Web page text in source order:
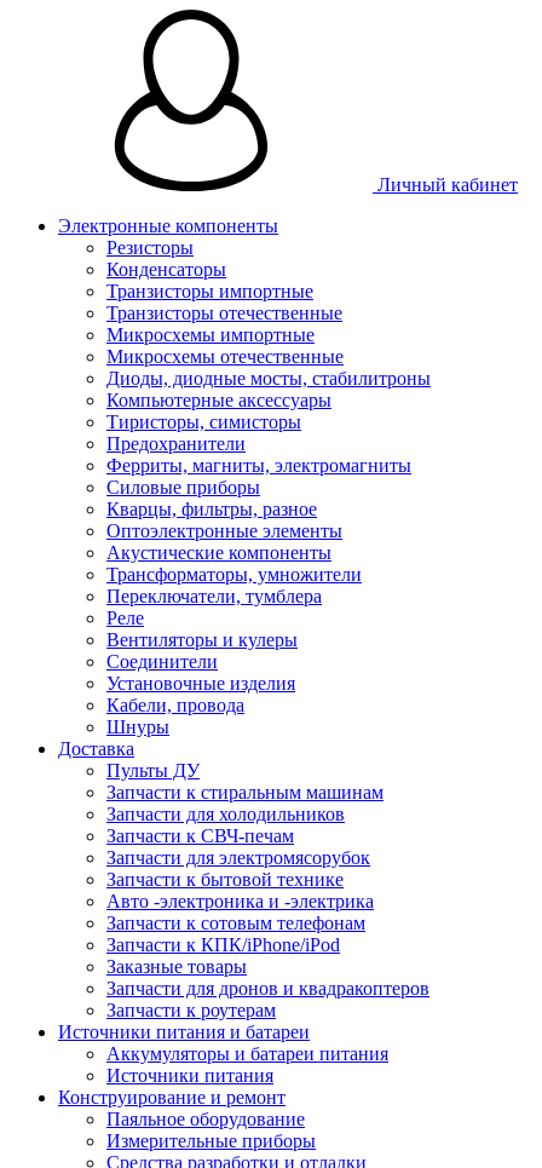
Личный кабинет
Электронные компоненты
Резисторы
Конденсаторы
Транзисторы импортные
Транзисторы отечественные
Микросхемы импортные
Микросхемы отечественные
Диоды, диодные мосты, стабилитроны
Компьютерные аксессуары
Тиристоры, симисторы
Предохранители
Ферриты, магниты, электромагниты
Силовые приборы
Кварцы, фильтры, разное
Оптоэлектронные элементы
Акустические компоненты
Трансформаторы, умножители
Переключатели, тумблера
Реле
Вентиляторы и кулеры
Соединители
Установочные изделия
Кабели, провода
Шнуры
Доставка
Пульты ДУ
Запчасти к стиральным машинам
Запчасти для холодильников
Запчасти к СВЧ-печам
Запчасти для электромясорубок
Запчасти к бытовой технике
Авто -электроника и -электрика
Запчасти к сотовым телефонам
Запчасти к КПК/iPhone/iPod
Заказные товары
Запчасти для дронов и квадракоптеров
Запчасти к роутерам
Источники питания и батареи
Аккумуляторы и батареи питания
Источники питания
Конструирование и ремонт
Паяльное оборудование
Измерительные приборы
Средства разработки и отладки